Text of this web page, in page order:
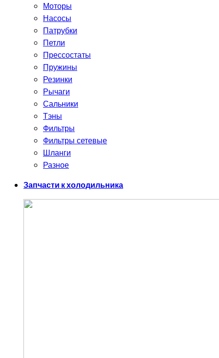
Моторы
Насосы
Патрубки
Петли
Прессостаты
Пружины
Резинки
Рычаги
Сальники
Тэны
Фильтры
Фильтры сетевые
Шланги
Разное
Запчасти к холодильника